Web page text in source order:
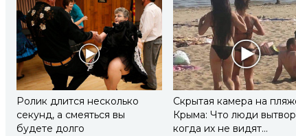
Ролик длится несколько
секунд, а смеяться вы
будете долго
Скрытая камера на
Крыма: Что люди
когда их не видят...